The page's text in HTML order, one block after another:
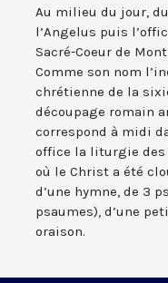
Au milieu du jour,
l’Angelus puis
Sacré-Coeur de
Comme son nom
chrétienne de la
découpage romain
correspond à midi
office la liturgie des
où le Christ a été
d’une hymne, de 3
psaumes), d’une
oraison.